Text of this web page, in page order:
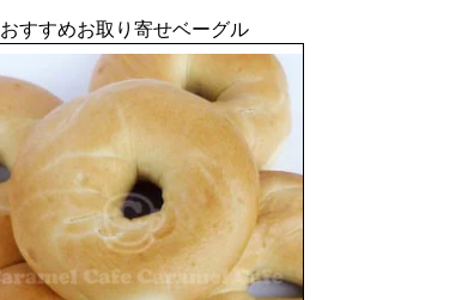
おすすめお取り寄せベーグル